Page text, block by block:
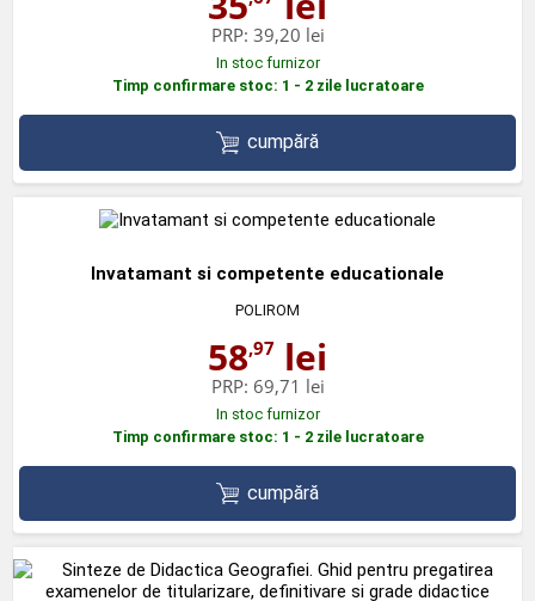
PRP: 39,20 lei
In stoc furnizor
Timp confirmare stoc: 1 - 2 zile lucratoare
cumpără
Invatamant si competente educationale
POLIROM
58,97 lei
PRP: 69,71 lei
In stoc furnizor
Timp confirmare stoc: 1 - 2 zile lucratoare
cumpără